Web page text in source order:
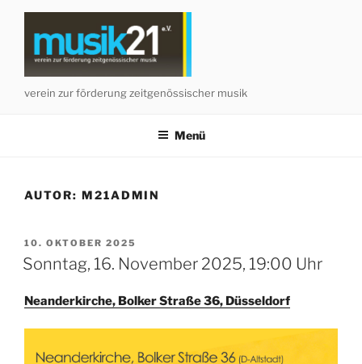
Zum
verein zur förderung zeitgenössischer musik
Menü
AUTOR: M21ADMIN
VERÖFFENTLICHT
AM
10. OKTOBER 2025
Sonntag, 16. November 2025, 19:00 Uhr
Neanderkirche, Bolker Straße 36, Düsseldorf